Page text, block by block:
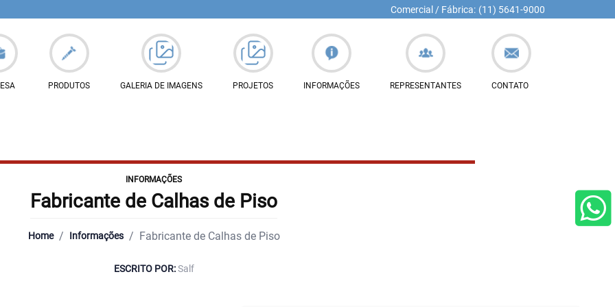
Comercial / Fábrica: (11) 5641-9000
PRODUTOS GALERIA DE IMAGENS PROJETOS INFORMAÇÕES REPRESENTANTES CONTATO
INFORMAÇÕES
Fabricante de Calhas de Piso
Home / Informações / Fabricante de Calhas de Piso
ESCRITO POR:Salf